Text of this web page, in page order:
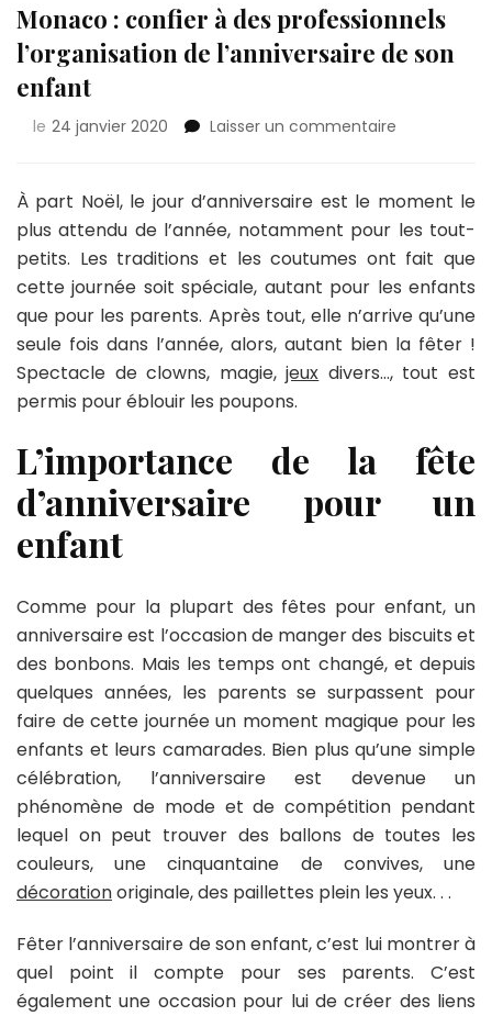
Monaco : confier à des professionnels
l’organisation de l’anniversaire de son
enfant
le 24 janvier 2020 Laisser un commentaire
confier
des
de
de
son
À part Noël, le jour d’anniversaire est le moment le
plus attendu de l’année, notamment pour les tout-
petits. Les traditions et les coutumes ont fait que
cette journée soit spéciale, autant pour les enfants
que pour les parents. Après tout, elle n’arrive qu’une
seule fois dans l’année, alors, autant bien la fêter !
Spectacle de clowns, magie,jeux divers…, tout est
permis pour éblouir les poupons.
L’importance de la fête
d’anniversaire pour un
enfant
Comme pour la plupart des fêtes pour enfant, un
anniversaire est l’occasion de manger des biscuits et
des bonbons. Mais les temps ont changé, et depuis
quelques années, les parents se surpassent pour
faire de cette journée un moment magique pour les
enfants et leurs camarades. Bien plus qu’une simple
célébration, l’anniversaire est devenue un
phénomène de mode et de compétition pendant
lequel on peut trouver des ballons de toutes les
couleurs, une cinquantaine de convives, une
décorationoriginale, des paillettes plein les yeux. . .
Fêter l’anniversaire de son enfant, c’est lui montrer à
quel point il compte pour ses parents. C’est
également une occasion pour lui de créer des liens